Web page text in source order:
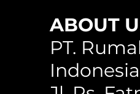
WPC Circle
Circle Hollow
WPC Square
ABOUT
PT.
Indonesia